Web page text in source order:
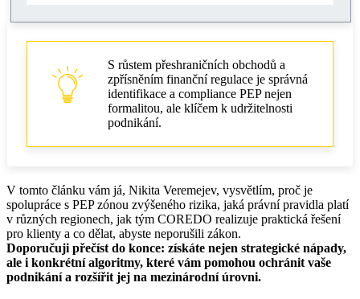
Reportování a interakce s regulátory
Časté dotazy ohledně compliance pro firmy
Praktické kroky pro firmy
S růstem přeshraničních obchodů a
zpřísněním finanční regulace je správná
identifikace a compliance PEP nejen
formalitou, ale klíčem k udržitelnosti
podnikání.
V tomto článku vám já, Nikita Veremejev, vysvětlím, proč je
spolupráce s PEP zónou zvýšeného rizika, jaká právní pravidla platí
v různých regionech, jak tým COREDO realizuje praktická řešení
pro klienty a co dělat, abyste neporušili zákon.
Doporučuji přečíst do konce: získáte nejen strategické nápady,
ale i konkrétní algoritmy, které vám pomohou ochránit vaše
podnikání a rozšířit jej na mezinárodní úrovni.